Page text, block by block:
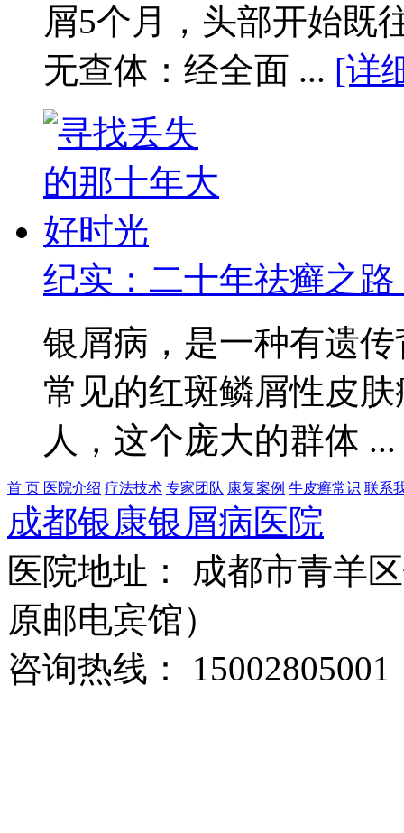
屑5个月，头部开始既
无查体：经全面 ... [详
纪实：二十年祛癣之
银屑病，是一种有遗
常见的红斑鳞屑性皮
人，这个庞大的群体 ...
首 页 医院介绍 疗法技术 专家团队 康复案例 牛皮癣常识 联系
成都银康银屑病医院
医院地址： 成都市青羊
原邮电宾馆）
咨询热线： 15002805001